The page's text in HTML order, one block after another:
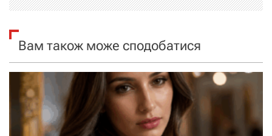
і
я
з
Вам також може сподобатися